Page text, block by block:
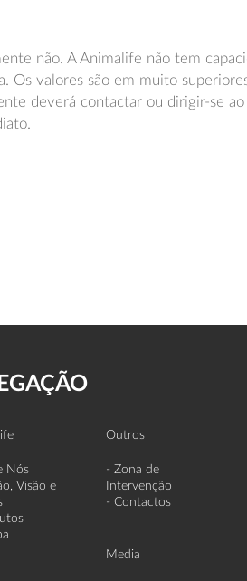
não. A Animalife não tem
Os valores são em muito
deverá contactar ou dirigir-se
Nós
Visão e
Outros
- Zona de
Intervenção
- Contactos
Media